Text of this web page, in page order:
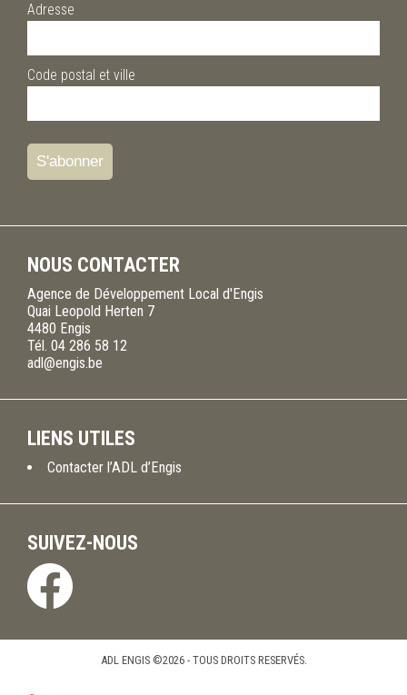
Adresse
Code postal et ville
NOUS CONTACTER
Agence de Développement Local d'Engis
Quai Leopold Herten 7
4480 Engis
Tél. 04 286 58 12
adl@engis.be
LIENS UTILES
Contacter l’ADL d’Engis
SUIVEZ-NOUS
ADL ENGIS ©2026 - TOUS DROITS RESERVÉS.